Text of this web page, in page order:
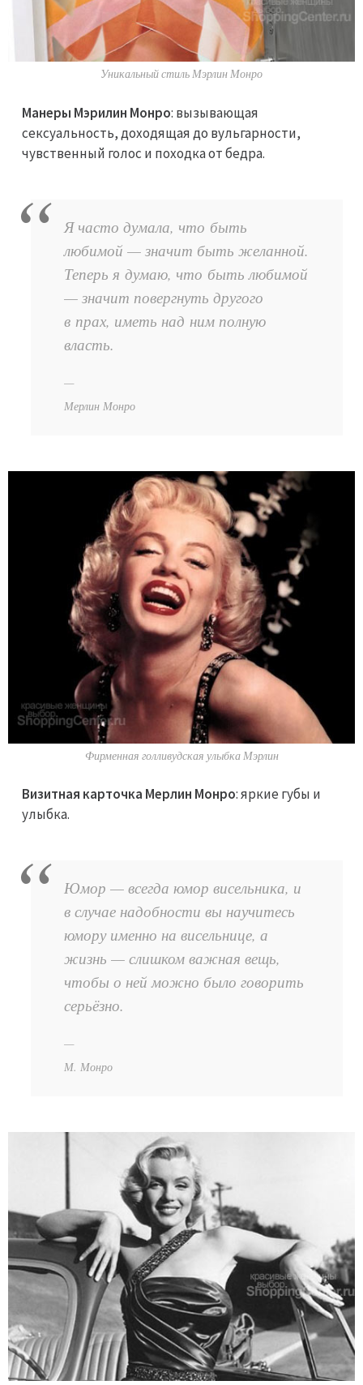
Уникальный стиль Мэрлин Монро
Манеры Мэрилин Монро: вызывающая
ceксуальность, доходящая до вульгарности,
чувственный голос и походка от бедра.
Я часто думала, что быть
любимой — значит быть желанной.
Теперь я думаю, что быть любимой
— значит повергнуть другого
в прах, иметь над ним полную
власть.
Мерлин Монро
Фирменная голливудская улыбка Мэрлин
Визитная карточка Мерлин Монро: яркие губы и
улыбка.
Юмор — всегда юмор висельника, и
в случае надобности вы научитесь
юмору именно на висельнице, а
жизнь — слишком важная вещь,
чтобы о ней можно было говорить
серьёзно.
М. Монро